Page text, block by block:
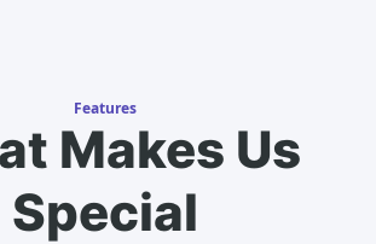
Features
Makes Us
Special